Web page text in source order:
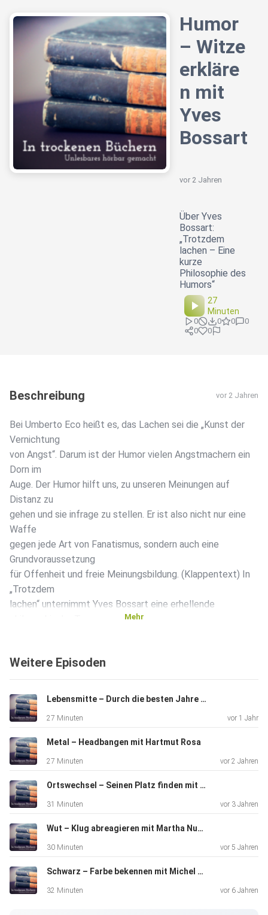
Humor
– Witze
erkläre
n mit
Yves
Bossart
vor 2 Jahren
Über Yves
Bossart:
„Trotzdem
lachen – Eine
kurze
Philosophie des
Humors“
27
Minuten
0 0 0
0
0
0
Beschreibung vor 2 Jahren
Bei Umberto Eco heißt es, das Lachen sei die „Kunst der
Vernichtung
von Angst“. Darum ist der Humor vielen Angstmachern ein
Dorn im
Auge. Der Humor hilft uns, zu unseren Meinungen auf
Distanz zu
gehen und sie infrage zu stellen. Er ist also nicht nur eine
Waffe
gegen jede Art von Fanatismus, sondern auch eine
Grundvoraussetzung
für Offenheit und freie Meinungsbildung. (Klappentext) In
„Trotzdem
lachen“ unternimmt Yves Bossart eine erhellende
geschieht mit Geist und Körper, wenn wir etwas komisch
Humor nur eine Frage des Geschmacks, hat er ethische
Grenzen – und
welche Gedanken haben sich Platon, Nietzsche und Kant
zu diesem
urmenschlichen Phänomen gemacht?
Mehr
Weitere Episoden
Lebensmitte – Durch die besten Jahre mit Barbara Bleisch
27 Minuten vor 1 Jahr
Metal – Headbangen mit Hartmut Rosa
27 Minuten vor 2 Jahren
Ortswechsel – Seinen Platz finden mit Claire Marin
31 Minuten vor 3 Jahren
Wut – Klug abreagieren mit Martha Nussbaum
30 Minuten vor 5 Jahren
Schwarz – Farbe bekennen mit Michel Pastoureau
32 Minuten vor 6 Jahren